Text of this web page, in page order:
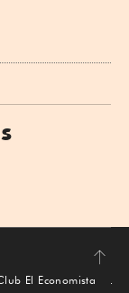
Subir
El Economista